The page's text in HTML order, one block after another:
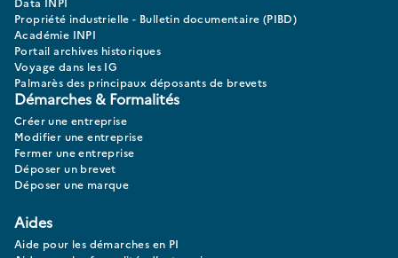
Propriété industrielle - Bulletin documentaire (PIBD)
Académie INPI
Portail archives historiques
Voyage dans les IG
Palmarès des principaux déposants de brevets
Démarches & Formalités
Créer une entreprise
Modifier une entreprise
Fermer une entreprise
Déposer un brevet
Déposer une marque
Aides
Aide pour les démarches en PI